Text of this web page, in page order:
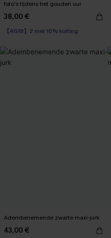
foto's tijdens het gouden uur
38,00 €
【AG18】2 met 10% korting
Adembenemende zwarte maxi-jurk
43,00 €